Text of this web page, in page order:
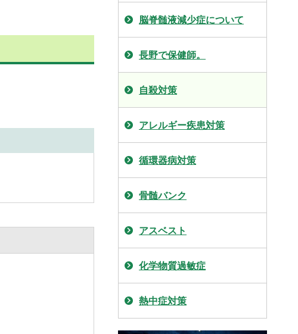
脳脊髄液減少症について
長野で保健師。
自殺対策
アレルギー疾患対策
循環器病対策
骨髄バンク
アスベスト
化学物質過敏症
熱中症対策